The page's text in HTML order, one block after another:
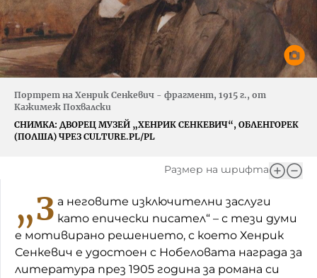
Портрет на Хенрик Сенкевич - фрагмент, 1915 г., от
Кажимеж Похвалски
СНИМКА: ДВОРЕЦ МУЗЕЙ „ХЕНРИК СЕНКЕВИЧ“, ОБЛЕНГОРЕК
(ПОЛША) ЧРЕЗ CULTURE.PL/PL
Размер на шрифта
„З а неговите изключителни заслуги
като епически писател“ – с тези думи
е мотивирано решението, с което Хенрик
Сенкевич е удостоен с Нобеловата награда за
литература през 1905 година за романа си